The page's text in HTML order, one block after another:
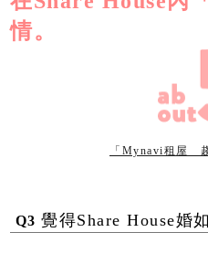
情。
「Mynavi租屋
Q3覺得Share House婚